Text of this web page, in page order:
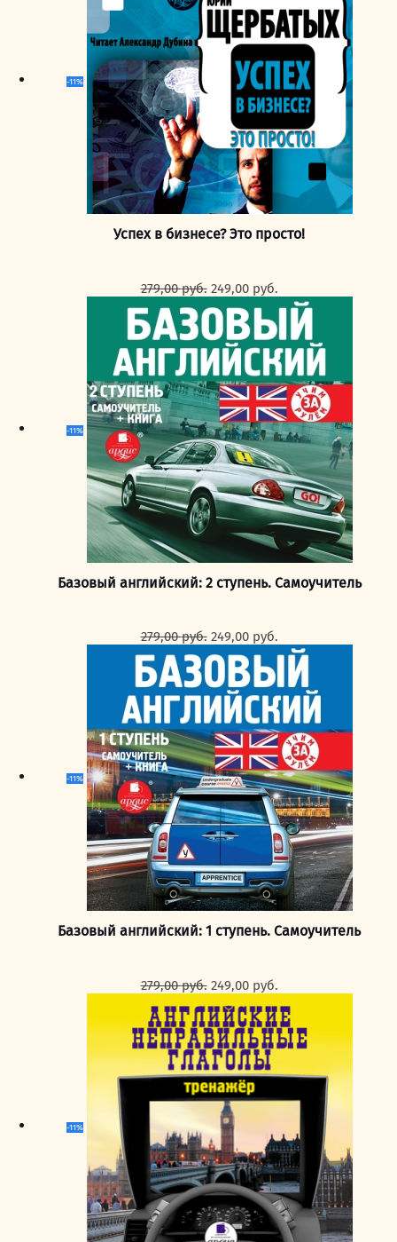
-11%
Успех в бизнесе? Это просто!
279,00руб. Первоначальная
составляла
279,00 руб..
249,00 руб.
цена:
249,00 руб..
-11%
Базовый английский: 2 ступень. Самоучитель
279,00руб. Первоначальная
цена
составляла
279,00 руб..
249,00 руб.
цена:
249,00 руб..
-11%
Базовый английский: 1 ступень. Самоучитель
279,00руб. Первоначальная
составляла
279,00 руб..
249,00 руб.
249,00 руб..
-11%